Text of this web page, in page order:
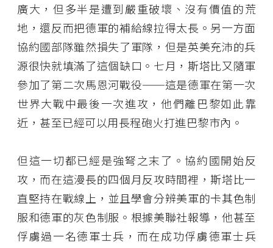
廣大，但多半是遭到嚴重破壞、沒有價值的荒
地，還反而把德軍的補給線拉得太長。另一方面
協約國部隊雖然損失了軍隊，但是英美充沛的兵
源很快就填滿了這個缺口。七月，斯塔比又隨軍
參加了第二次馬恩河戰役──這是德軍在第一次
世界大戰中最後一次進攻，他們離巴黎如此靠
近，甚至已經可以用長程砲火打進巴黎市內。
但這一切都已經是強弩之末了。協約國開始反
攻，而在這漫長的四個月反攻時間裡，斯塔比一
直堅持在戰線上，並且學會分辨美軍的卡其色制
服和德軍的灰色制服。根據美聯社報導，他甚至
俘虜過一名德軍士兵，而在成功俘虜德軍士兵